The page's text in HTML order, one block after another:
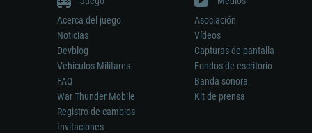
Disco Duro: 22.1 GB (Cliente Mínimo)
juego es 720p) con soporte Vulkan.
Red: Conexión a Internet de banda
Disco Duro: 22.1 GB (Cliente Mínimo)
Acerca del juego
Noticias
Devblog
Vehículos Militares
FAQ
War Thunder Mobile
Registro de cambios
Invitaciones
Asociación
Vídeos
Capturas de pantalla
Fondos de escritorio
Banda sonora
Kit de prensa